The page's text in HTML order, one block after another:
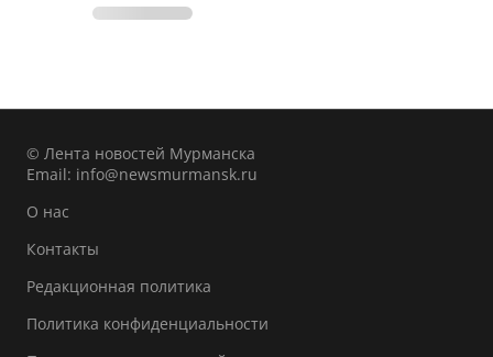
© Лента новостей Мурманска
Email: info@newsmurmansk.ru
О нас
Контакты
Редакционная политика
Политика конфиденциальности